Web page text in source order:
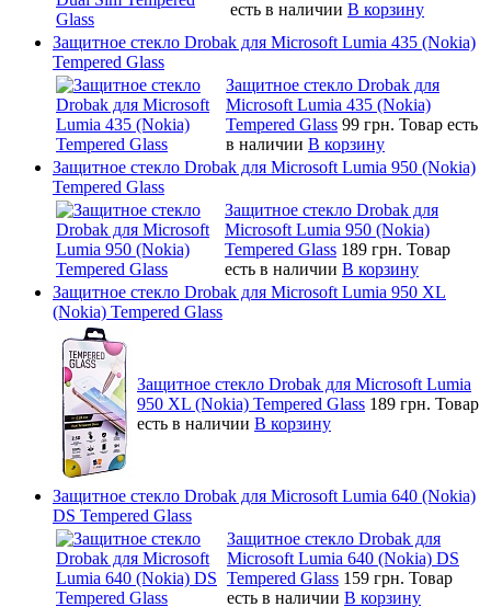
есть в наличии В корзину
Защитное стекло Drobak для Microsoft Lumia 435 (Nokia)
Tempered Glass
Защитное стекло Drobak для
Microsoft Lumia 435 (Nokia)
Tempered Glass 99 грн. Товар есть
в наличии В корзину
Защитное стекло Drobak для Microsoft Lumia 950 (Nokia)
Tempered Glass
Защитное стекло Drobak для
Microsoft Lumia 950 (Nokia)
Tempered Glass 189 грн. Товар
есть в наличии В корзину
Защитное стекло Drobak для Microsoft Lumia 950 XL
(Nokia) Tempered Glass
Защитное стекло Drobak для Microsoft Lumia
950 XL (Nokia) Tempered Glass 189 грн. Товар
есть в наличии В корзину
Защитное стекло Drobak для Microsoft Lumia 640 (Nokia)
DS Tempered Glass
Защитное стекло Drobak для
Microsoft Lumia 640 (Nokia) DS
Tempered Glass 159 грн. Товар
есть в наличии В корзину